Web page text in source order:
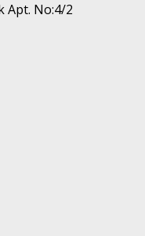
Apt. No:4/2